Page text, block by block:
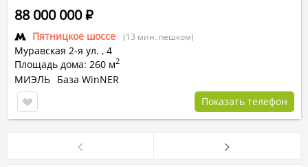
Пятницкое шоссе (13 мин. пешком)
Муравская 2-я ул. , 4
Площадь дома: 260 м2
88 000 000Р
МИЭЛЬ База WinNER
Показать телефон